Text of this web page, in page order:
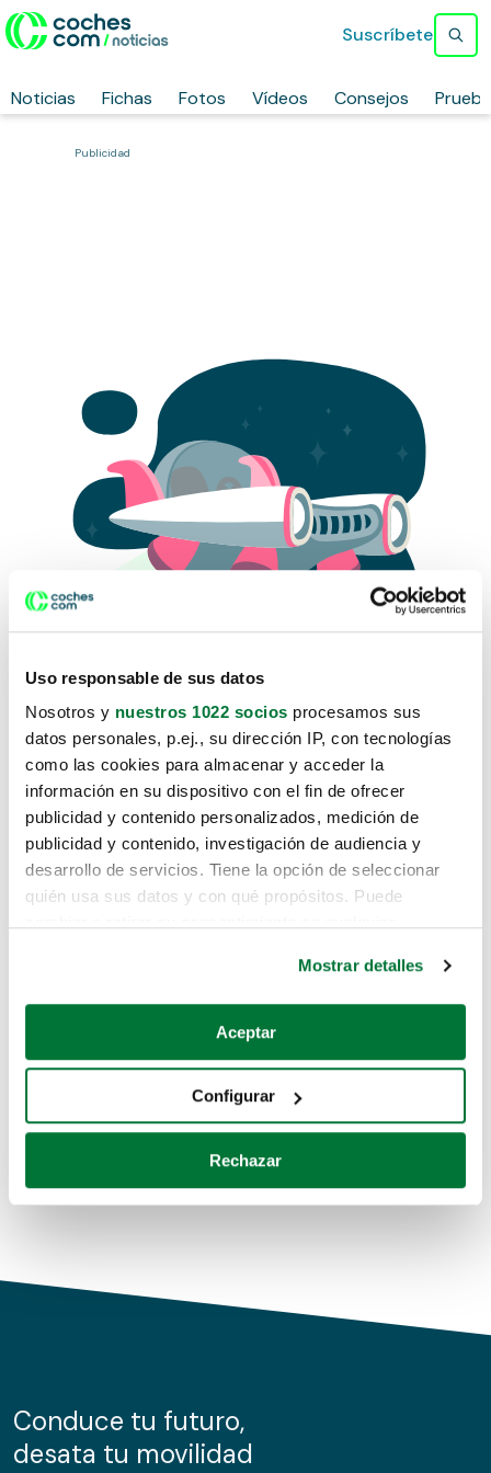
Uso responsable de sus datos
Nosotros y nuestros 1022 socios procesamos sus
datos personales, p.ej., su dirección IP, con tecnologías
como las cookies para almacenar y acceder la
información en su dispositivo con el fin de ofrecer
publicidad y contenido personalizados, medición de
publicidad y contenido, investigación de audiencia y
desarrollo de servicios. Tiene la opción de seleccionar
quién usa sus datos y con qué propósitos. Puede
Si lo permite, también quisiéramos:
Recopilar información sobre su ubicación geográfica
Identificar su dispositivo analizándolo activamente
para buscar características específicas (huellas
Obtenga más información sobre cómo se procesan sus
de cookies.
información sobre el uso que haga del sitio web con
nuestros partners de redes sociales, publicidad y análisis
Mostrar detalles
Aceptar
Configurar
Rechazar
Noticias Fichas Fotos Vídeos Consejos
Suscríbete
Publicidad
Lo sentimos, no sabemos como
te hemos traido hasta aquí.
Pero puedes encontrar el coche que estás
buscando en alguno de estos enlaces:
Coches de segunda mano
Coches de km0
Conduce tu futuro,
desata tu movilidad